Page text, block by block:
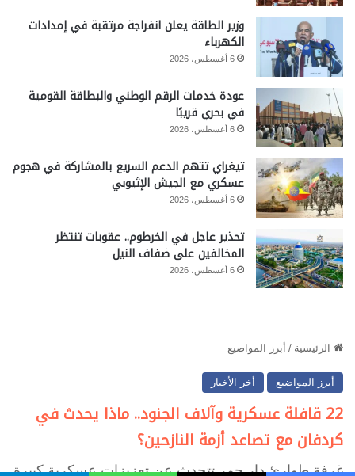
وزير الطاقة يعلن انفراجة مرتقبة في إمدادات
الكهرباء
6 أغسطس، 2026
عودة خدمات الرقم الوطني والبطاقة القومية
في بحري قريبًا
6 أغسطس، 2026
تيغراي تتهم الدعم السريع بالمشاركة في هجوم
عسكري مع الجيش الإثيوبي
6 أغسطس، 2026
تحذير عاجل في الخرطوم.. عقوبات تنتظر
المخالفين على ضفاف النيل
6 أغسطس، 2026